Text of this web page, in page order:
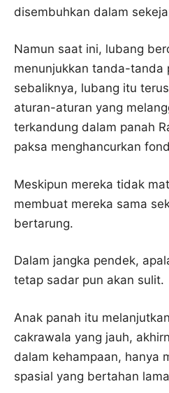
disembuhkan dalam
Namun saat ini, lubang
menunjukkan tanda-tanda
sebaliknya, lubang itu
aturan-aturan yang
terkandung dalam panah
paksa menghancurkan
Meskipun mereka tidak
membuat mereka sama
bertarung.
Dalam jangka pendek,
tetap sadar pun akan sulit.
Anak panah itu
cakrawala yang jauh,
dalam kehampaan, hanya
spasial yang bertahan